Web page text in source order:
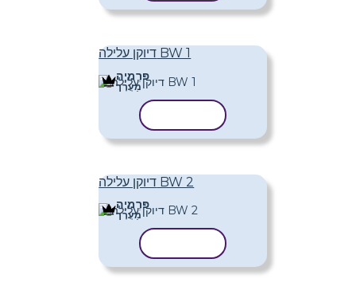
דיוקן עלילה BW 1
פּרֶמיָה
מַעֲרָך
דיוקן עלילה BW 2
פּרֶמיָה
מַעֲרָך